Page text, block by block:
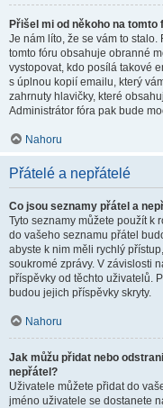
Přišel mi od někoho na
Je nám líto, že se vám to
tomto fóru obsahuje obranné
vystopovat, kdo posílá takové
s úplnou kopií emailu, který
zahrnuty hlavičky, které
Administrátor fóra pak bude
Nahoru
Přátelé a nepřátelé
Co jsou seznamy přátel a
Tyto seznamy můžete použít k
do vašeho seznamu přátel
abyste k nim měli rychlý
soukromé zprávy. V závislosti
příspěvky od těchto uživatelů.
budou jejich příspěvky skryty.
Nahoru
Jak můžu přidat nebo
nepřátel?
Uživatele můžete přidat do
jméno uživatele se dostanete